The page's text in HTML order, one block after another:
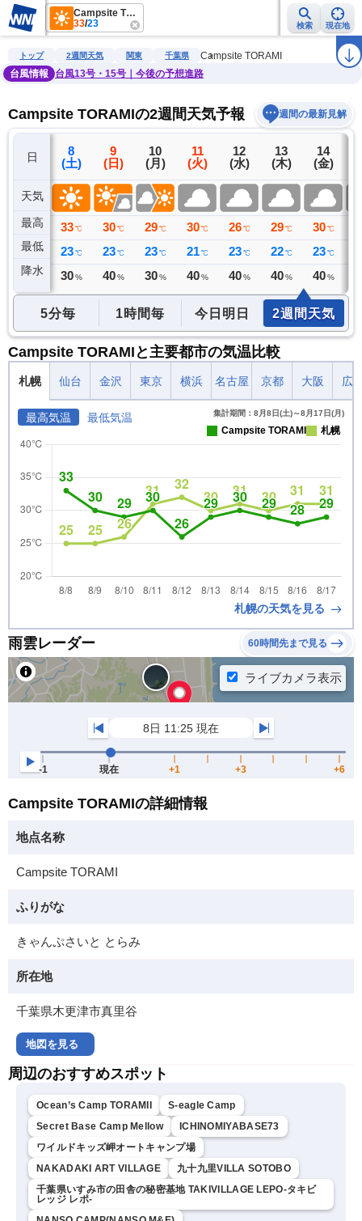
Campsite TORAMI
33/23 検索 現在地
雨雲レーダー 台風情報 地震情報 警報・注意報 ラ
トップ 2週間天気 関東 千葉県
Campsite TORAMI
台風情報
台風13号・15号｜今後の予想進路
Campsite TORAMIの2週間天気予報 週間の最新見解
日
天気
最高
最低
降水
7
(金)
31 ℃
25 ℃
0 ミリ
8
(土)
33 ℃
23 ℃
30 %
9
(日)
30 ℃
23 ℃
40 %
10
(月)
29 ℃
23 ℃
30 %
11
(火)
30 ℃
21 ℃
40 %
12
(水)
26 ℃
23 ℃
40 %
13
(木)
29 ℃
22 ℃
40 %
14
(金)
30 ℃
23 ℃
40 %
5分毎 1時間毎 今日明日 2週間天気
Campsite TORAMIと主要都市の気温比較
札幌 仙台 金沢 東京 横浜 名古屋 京都 大阪 広
最高気温 最低気温 集計期間：8月8日(土)～8月17日(月)
Campsite TORAMI 札幌
札幌の天気を見る
雨雲レーダー 60時間先まで見る
Campsite TORAMIの詳細情報
地点名称
Campsite TORAMI
ふりがな
きゃんぷさいと とらみ
所在地
千葉県木更津市真里谷
地図を見る
周辺のおすすめスポット
Ocean’s Camp TORAMII
S-eagle Camp
Secret Base Camp Mellow
ICHINOMIYABASE73
ワイルドキッズ岬オートキャンプ場
NAKADAKI ART VILLAGE
九十九里VILLA SOTOBO
千葉県いすみ市の田舎の秘密基地 TAKIVILLAGE LEPO-タキビ
レッジ レポ-